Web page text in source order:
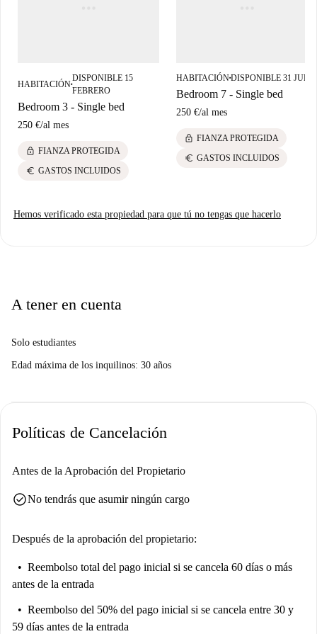
HABITACIÓN■
DISPONIBLE 15
FEBRERO
Bedroom 3 - Single bed
250 €/al mes
lock FIANZA PROTEGIDA
euro GASTOS INCLUIDOS
HABITACIÓN■DISPONIBLE 31 JULIO
Bedroom 7 - Single bed
250 €/al mes
lock FIANZA PROTEGIDA
euro GASTOS INCLUIDOS
Hemos verificado esta propiedad para que tú no tengas que hacerlo
A tener en cuenta
Solo estudiantes
Edad máxima de los inquilinos: 30 años
Políticas de Cancelación
Antes de la Aprobación del Propietario
check_circleNo tendrás que asumir ningún cargo
Después de la aprobación del propietario:
Reembolso total del pago inicial si se cancela 60 días o más
antes de la entrada
Reembolso del 50% del pago inicial si se cancela entre 30 y
59 días antes de la entrada